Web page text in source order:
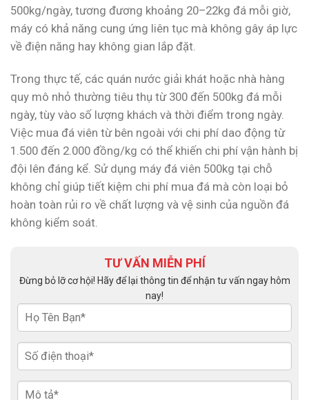
500kg/ngày, tương đương khoảng 20–22kg đá mỗi giờ,
máy có khả năng cung ứng liên tục mà không gây áp lực
về điện năng hay không gian lắp đặt.
Trong thực tế, các quán nước giải khát hoặc nhà hàng
quy mô nhỏ thường tiêu thụ từ 300 đến 500kg đá mỗi
ngày, tùy vào số lượng khách và thời điểm trong ngày.
Việc mua đá viên từ bên ngoài với chi phí dao động từ
1.500 đến 2.000 đồng/kg có thể khiến chi phí vận hành bị
đội lên đáng kể. Sử dụng máy đá viên 500kg tại chỗ
không chỉ giúp tiết kiệm chi phí mua đá mà còn loại bỏ
hoàn toàn rủi ro về chất lượng và vệ sinh của nguồn đá
không kiểm soát.
TƯ VẤN MIỄN PHÍ
Đừng bỏ lỡ cơ hội! Hãy để lại thông tin để nhận tư vấn ngay hôm
nay!